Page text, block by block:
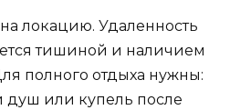
локацию. Удаленность
тишиной и наличием
полного отдыха нужны:
или купель после